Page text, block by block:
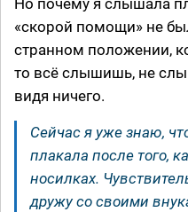
Но почему я слышала
«скорой помощи» не
странном положении,
то всё слышишь, не
видя ничего.
Сейчас я уже знаю,
плакала после того,
носилках.
дружу со своими